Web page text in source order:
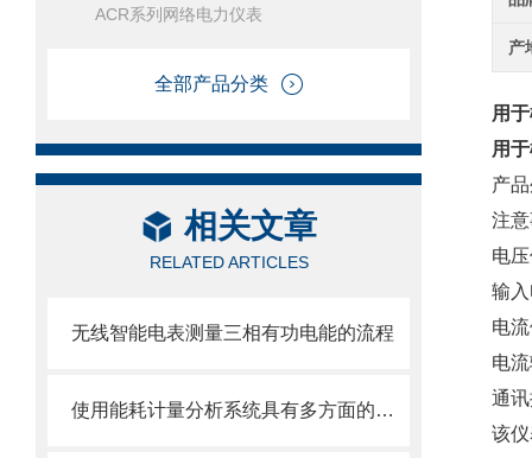
ACR系列网络电力仪表
全部产品分类
相关文章
RELATED ARTICLES
无线智能电表测量三相有功电能的流程
使用能耗计量分析系统具有多方面的重要意义
产
用
用
产
注
电
输
电
电
通
该